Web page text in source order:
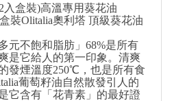
入盒裝)高溫專用葵花油
裝Olitalia奧利塔 頂級葵花油
元不飽和脂肪」68%是所有
是它給人的第一印象。清爽
發煙溫度250℃，也是所有食
葡萄籽油自然散發引人的
它含有「花青素」的最好證